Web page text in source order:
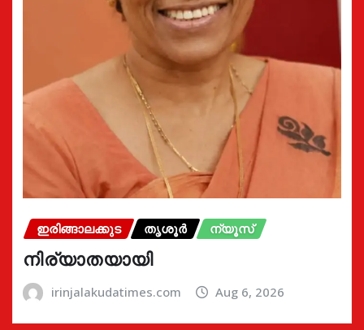
ഇരിങ്ങാലക്കുട തൃശൂർ ന്യൂസ്
നിര്യാതയായി
irinjalakudatimes.com Aug 6, 2026